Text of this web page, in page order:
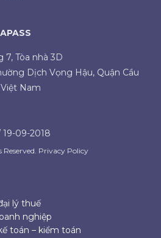
7, Tòa nhà 3D
Dịch Vọng Hậu, Quận Cầu
Nam
09-2018
Privacy Policy
lý thuế
nghiệp
toán – kiểm toán